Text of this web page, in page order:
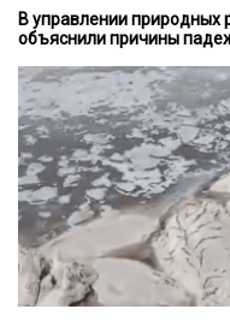
В управлении природных
объяснили причины